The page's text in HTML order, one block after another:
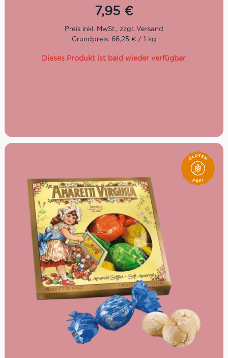
7,95 €
Grundpreis: 66,25 € / 1 kg
Dieses Produkt ist bald wieder verfügbar